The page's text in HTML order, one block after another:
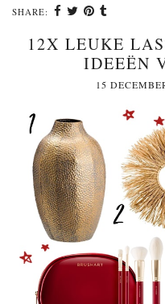
SHARE:
12X LEUKE
IDEEËN
15